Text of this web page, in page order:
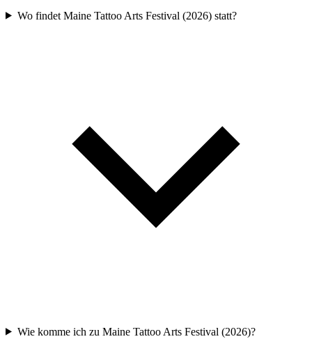
Wo findet Maine Tattoo Arts Festival (2026) statt?
Wie komme ich zu Maine Tattoo Arts Festival (2026)?